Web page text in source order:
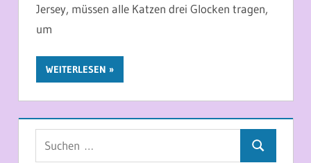
Jersey, müssen alle Katzen drei Glocken tragen,
um
WEITERLESEN
Suchen